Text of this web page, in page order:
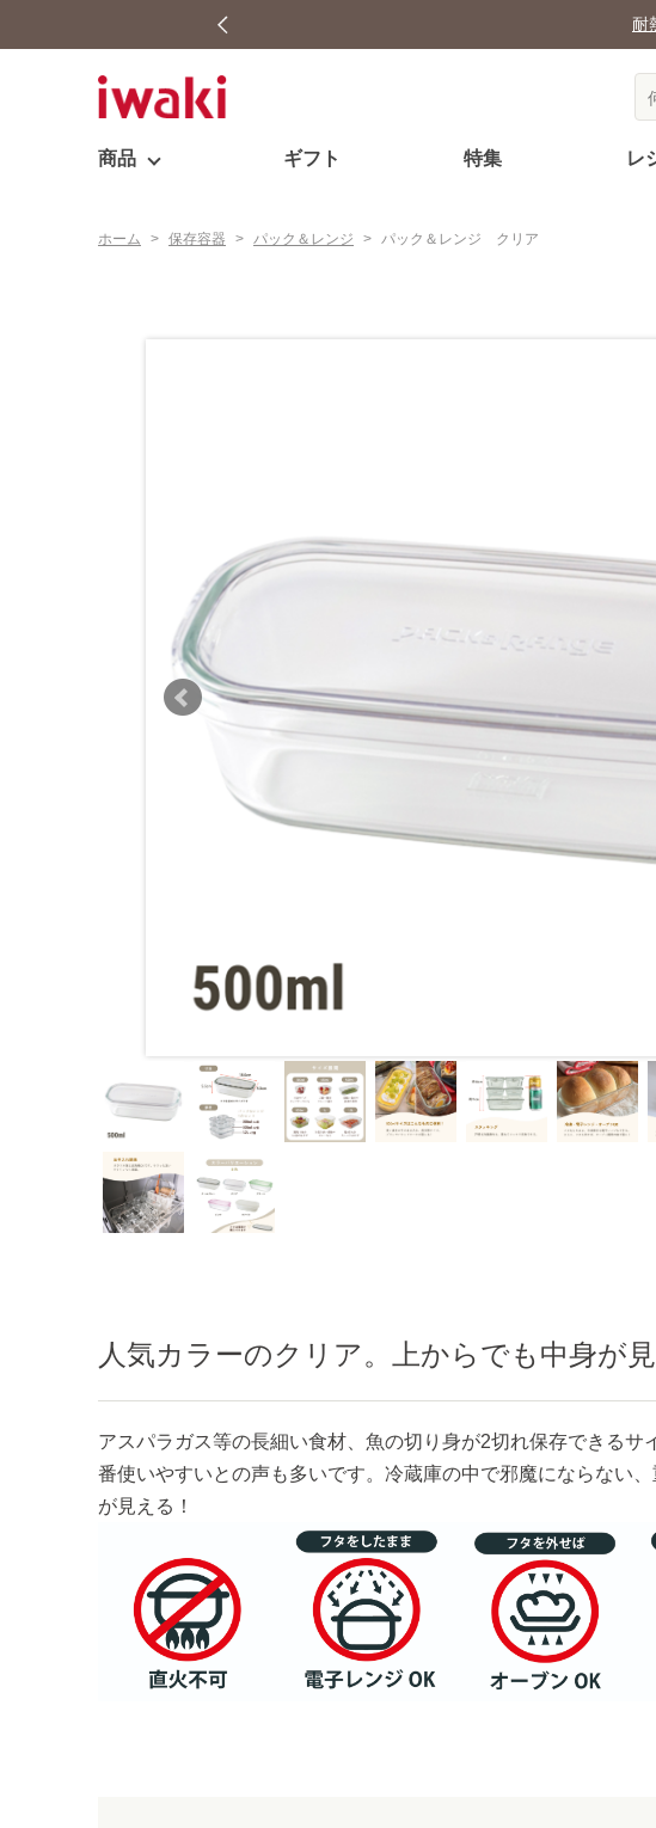
耐
商品 ギフト 特集 レ
ホーム > 保存容器 > パック＆レンジ > パック＆レンジ クリア
クリア
人気カラーのクリア。上からでも中身が見
アスパラガス等の長細い食材、魚の切り身が2切れ保存できるサ
番使いやすいとの声も多いです。冷蔵庫の中で邪魔にならない
が見える！